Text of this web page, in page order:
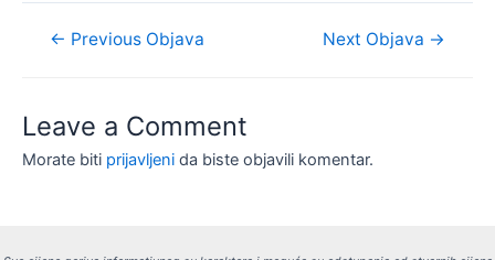
Navigacija
← Previous Objava Next Objava →
Leave a Comment
Morate biti prijavljeni da biste objavili komentar.